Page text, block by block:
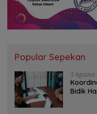
Popular Sepekan
3 Agustus
Bidik